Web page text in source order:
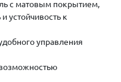
с матовым покрытием,
устойчивость к
управления